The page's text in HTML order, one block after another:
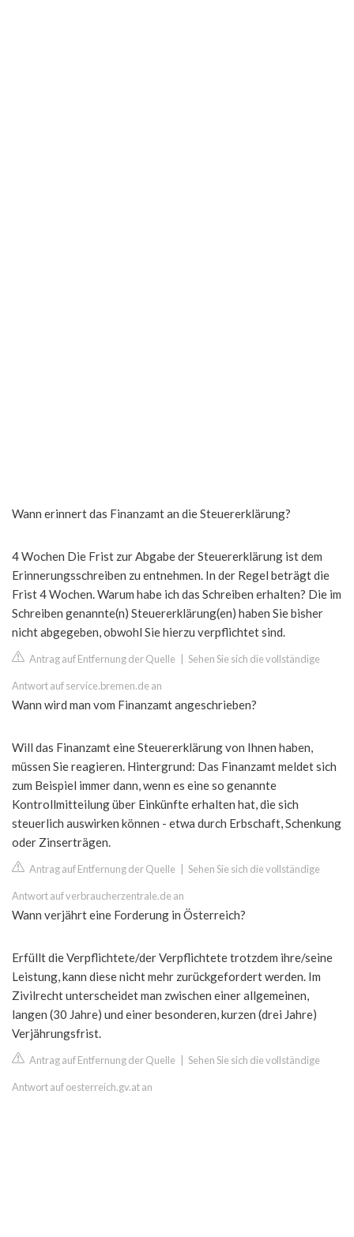
Wann erinnert das Finanzamt an die Steuererklärung?
4 Wochen Die Frist zur Abgabe der Steuererklärung ist dem
Erinnerungsschreiben zu entnehmen. In der Regel beträgt die
Frist 4 Wochen. Warum habe ich das Schreiben erhalten? Die im
Schreiben genannte(n) Steuererklärung(en) haben Sie bisher
nicht abgegeben, obwohl Sie hierzu verpflichtet sind.
Antrag auf Entfernung der Quelle Sehen Sie sich die vollständige
Antwort auf service.bremen.de an
Wann wird man vom Finanzamt angeschrieben?
Will das Finanzamt eine Steuererklärung von Ihnen haben,
müssen Sie reagieren. Hintergrund: Das Finanzamt meldet sich
zum Beispiel immer dann, wenn es eine so genannte
Kontrollmitteilung über Einkünfte erhalten hat, die sich
steuerlich auswirken können - etwa durch Erbschaft, Schenkung
oder Zinserträgen.
Antrag auf Entfernung der Quelle Sehen Sie sich die vollständige
Antwort auf verbraucherzentrale.de an
Wann verjährt eine Forderung in Österreich?
Erfüllt die Verpflichtete/der Verpflichtete trotzdem ihre/seine
Leistung, kann diese nicht mehr zurückgefordert werden. Im
Zivilrecht unterscheidet man zwischen einer allgemeinen,
langen (30 Jahre) und einer besonderen, kurzen (drei Jahre)
Verjährungsfrist.
Antrag auf Entfernung der Quelle Sehen Sie sich die vollständige
Antwort auf oesterreich.gv.at an